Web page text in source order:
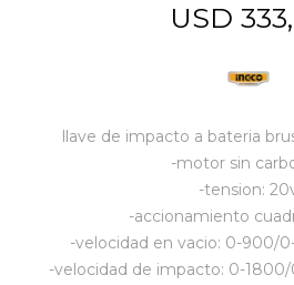
USD
llave de impacto a bateria
-motor sin
-tension:
-accionamiento
-velocidad en vacio: 0-900/
-velocidad de impacto: 0-
Juguetes y artículos para
Ferretería